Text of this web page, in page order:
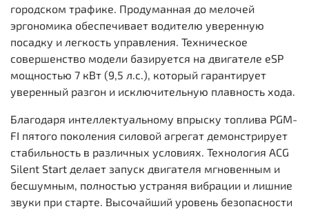
городском трафике. Продуманная до мелочей
эргономика обеспечивает водителю уверенную
посадку и легкость управления. Техническое
совершенство модели базируется на двигателе eSP
мощностью 7 кВт (9,5 л.с.), который гарантирует
уверенный разгон и исключительную плавность хода.
Благодаря интеллектуальному впрыску топлива PGM-
FI пятого поколения силовой агрегат демонстрирует
стабильность в различных условиях. Технология ACG
Silent Start делает запуск двигателя мгновенным и
бесшумным, полностью устраняя вибрации и лишние
звуки при старте. Высочайший уровень безопасности